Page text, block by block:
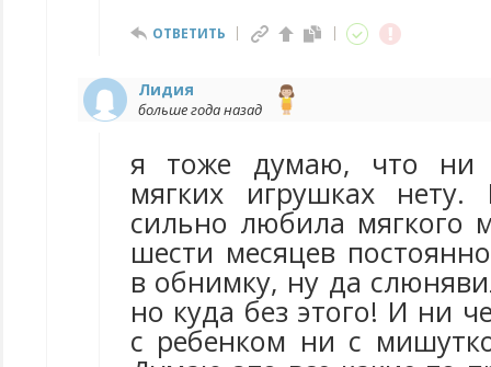
ОТВЕТИТЬ
Лидия
больше года назад
я тоже думаю, что ни
мягких игрушках
сильно любила мягкого
шести месяцев
в обнимку, ну да
но куда без этого! И ни
с ребенком ни с